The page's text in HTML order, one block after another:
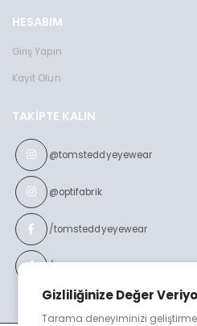
Gizliliğinize Değer
Tarama deneyiminizi
HESABIM
Giriş Yapın
Kayıt Olun
TAKIPTE KALIN
@tomsteddyeyewear
@optifabrik
/tomsteddyeyewear
/optifabrikeyewear